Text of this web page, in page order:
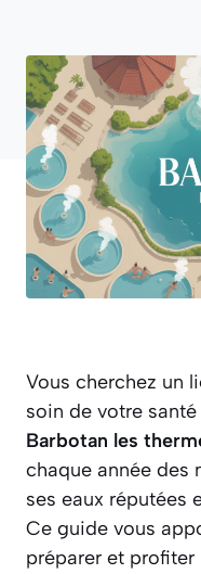
Vous cherchez un
soin de votre
Barbotan les
chaque année des
ses eaux réputées
Ce guide vous
préparer et